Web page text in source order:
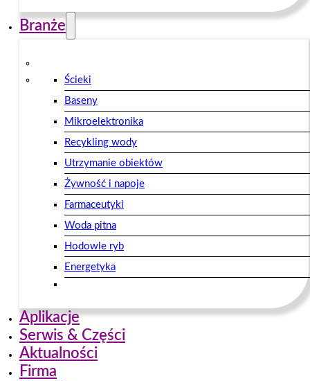
Branże
Ścieki
Baseny
Mikroelektronika
Recykling wody
Utrzymanie obiektów
Żywność i napoje
Farmaceutyki
Woda pitna
Hodowle ryb
Energetyka
Aplikacje
Serwis & Części
Aktualności
Firma